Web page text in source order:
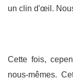
un clin d'œil.
Cette fois,
nous-mêmes.